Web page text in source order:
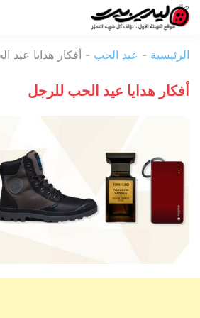
المحتوى
بيرد
الرئيسية - عيد الحب - أفكار هدايا عيد
أفكار هدايا عيد الحب للرجل